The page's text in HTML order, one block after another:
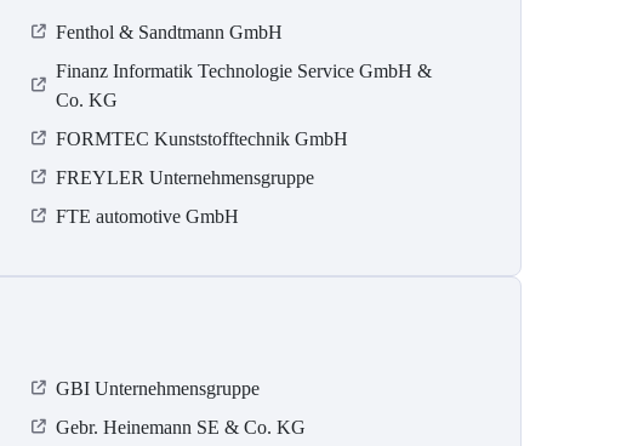
Fenthol & Sandtmann GmbH
Finanz Informatik Technologie Service GmbH &
Co. KG
FORMTEC Kunststofftechnik GmbH
FREYLER Unternehmensgruppe
FTE automotive GmbH
GBI Unternehmensgruppe
Gebr. Heinemann SE & Co. KG